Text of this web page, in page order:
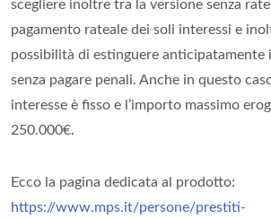
scegliere inoltre tra la versione senza
pagamento rateale dei soli interessi e
possibilità di estinguere anticipatamente
senza pagare penali. Anche in questo
interesse è fisso e l’importo massimo
250.000€.
Ecco la pagina dedicata al prodotto:
https://www.mps.it/persone/prestiti-